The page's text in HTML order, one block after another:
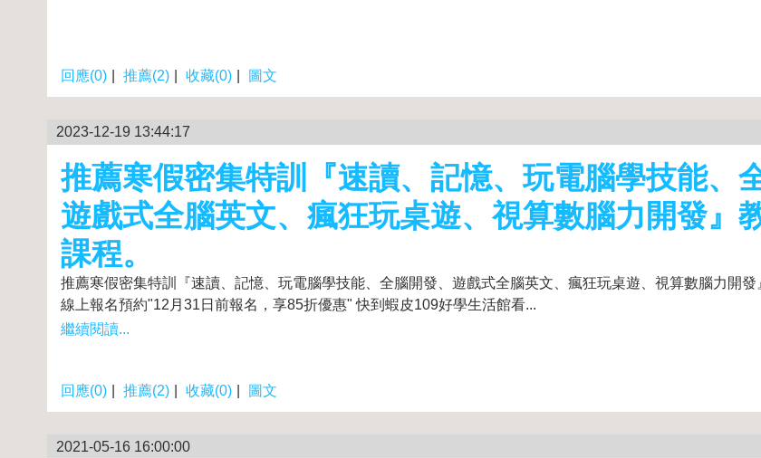
回應(0) 推薦(2) 收藏(0) 圖文
2023-12-19 13:44:17
推薦寒假密集特訓『速讀、記憶、玩電腦學技能、
遊戲式全腦英文、瘋狂玩桌遊、視算數腦力開發』
課程。
推薦寒假密集特訓『速讀、記憶、玩電腦學技能、全腦開發、遊戲式全腦英文、瘋狂玩桌遊、視算數腦力開發
線上報名預約"12月31日前報名，享85折優惠" 快到蝦皮109好學生活館看...
繼續閱讀...
回應(0) 推薦(2) 收藏(0) 圖文
2021-05-16 16:00:00